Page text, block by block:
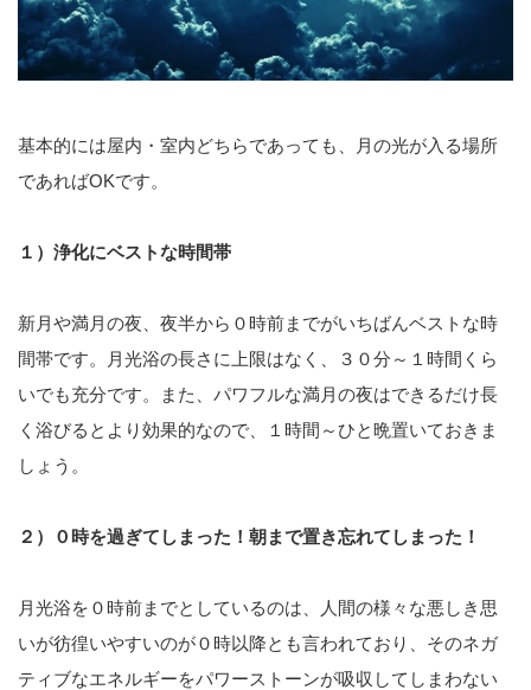
基本的には屋内・室内どちらであっても、月の光が入る場所
であればOKです。
１）浄化にベストな時間帯
新月や満月の夜、夜半から０時前までがいちばんベストな時
間帯です。月光浴の長さに上限はなく、３０分～１時間くら
いでも充分です。また、パワフルな満月の夜はできるだけ長
く浴びるとより効果的なので、１時間～ひと晩置いておきま
しょう。
２）０時を過ぎてしまった！朝まで置き忘れてしまった！
月光浴を０時前までとしているのは、人間の様々な悪しき思
いが彷徨いやすいのが０時以降とも言われており、そのネガ
ティブなエネルギーをパワーストーンが吸収してしまわない